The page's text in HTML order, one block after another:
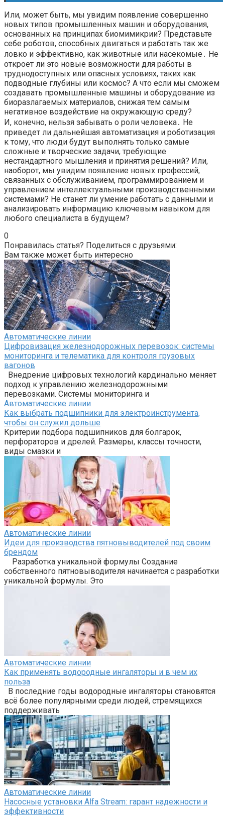
Или, может быть, мы увидим появление совершенно
новых типов промышленных машин и оборудования,
основанных на принципах биомимикрии? Представьте
себе роботов, способных двигаться и работать так же
ловко и эффективно, как животные или насекомые․ Не
откроет ли это новые возможности для работы в
труднодоступных или опасных условиях, таких как
подводные глубины или космос? А что если мы сможем
создавать промышленные машины и оборудование из
биоразлагаемых материалов, снижая тем самым
негативное воздействие на окружающую среду?
И, конечно, нельзя забывать о роли человека․ Не
приведет ли дальнейшая автоматизация и роботизация
к тому, что люди будут выполнять только самые
сложные и творческие задачи, требующие
нестандартного мышления и принятия решений? Или,
наоборот, мы увидим появление новых профессий,
связанных с обслуживанием, программированием и
управлением интеллектуальными производственными
системами? Не станет ли умение работать с данными и
анализировать информацию ключевым навыком для
любого специалиста в будущем?
0
Понравилась статья? Поделиться с друзьями:
Вам также может быть интересно
Автоматические линии
Цифровизация железнодорожных перевозок: системы
мониторинга и телематика для контроля грузовых
вагонов
Внедрение цифровых технологий кардинально меняет
подход к управлению железнодорожными
перевозками. Системы мониторинга и
Автоматические линии
Как выбрать подшипники для электроинструмента,
чтобы он служил дольше
Критерии подбора подшипников для болгарок,
перфораторов и дрелей. Размеры, классы точности,
виды смазки и
Автоматические линии
Идеи для производства пятновыводителей под своим
брендом
Разработка уникальной формулы Создание
собственного пятновыводителя начинается с разработки
уникальной формулы. Это
Автоматические линии
Как применять водородные ингаляторы и в чем их
польза
В последние годы водородные ингаляторы становятся
всё более популярными среди людей, стремящихся
поддерживать
Автоматические линии
Насосные установки Alfa Stream: гарант надежности и
эффективности